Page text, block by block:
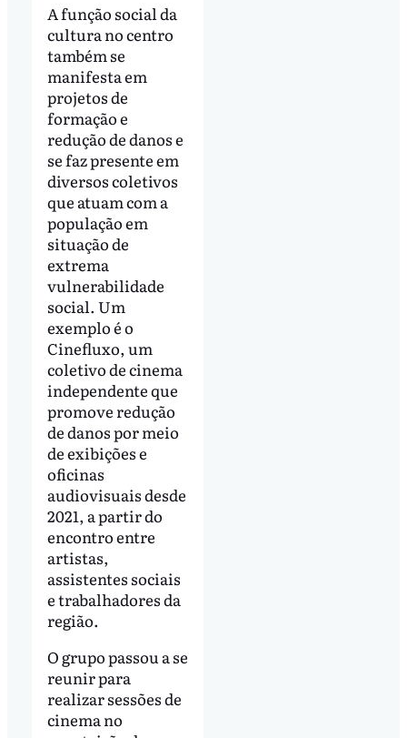
A função social da
cultura no centro
também se
manifesta em
projetos de
formação e
redução de danos e
se faz presente em
diversos coletivos
que atuam com a
população em
situação de
extrema
vulnerabilidade
social. Um
exemplo é o
Cinefluxo, um
coletivo de cinema
independente que
promove redução
de danos por meio
de exibições e
oficinas
audiovisuais desde
2021, a partir do
encontro entre
artistas,
assistentes sociais
e trabalhadores da
região.
O grupo passou a se
reunir para
realizar sessões de
cinema no